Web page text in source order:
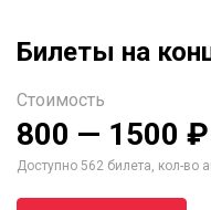
Билеты на
Стоимость
800 — 1500 ₽
Доступно 562 билета, кол-во